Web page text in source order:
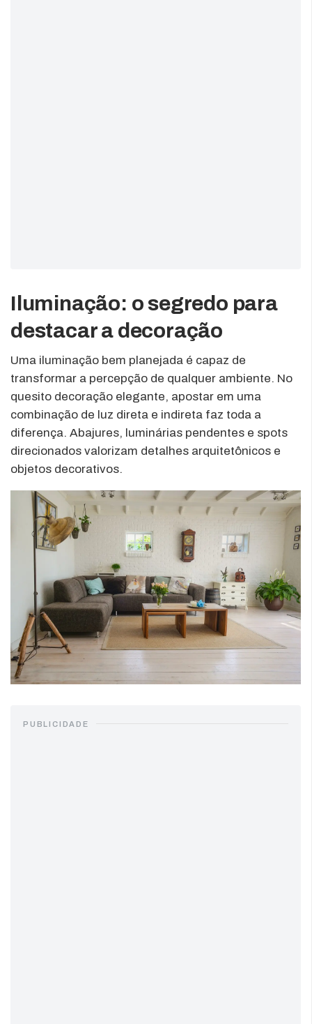
Iluminação: o segredo para
destacar a decoração
Uma iluminação bem planejada é capaz de
transformar a percepção de qualquer ambiente. No
quesito decoração elegante, apostar em uma
combinação de luz direta e indireta faz toda a
diferença. Abajures, luminárias pendentes e spots
direcionados valorizam detalhes arquitetônicos e
objetos decorativos.
PUBLICIDADE